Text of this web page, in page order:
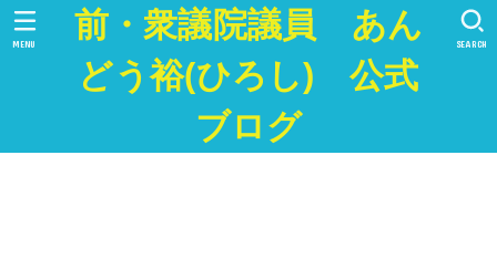
前・衆議院議員 あん
どう裕(ひろし) 公式
ブログ
SEARCH
MENU